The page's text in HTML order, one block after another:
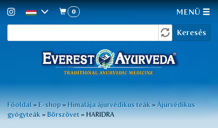
űrlap
Keresés
0 MENÜ
Jelenlegi
hely
Főoldal » E-shop » Himalája ájurvédikus teák » Ájurvédikus
gyógyteák »Bőrszövet »HARIDRA